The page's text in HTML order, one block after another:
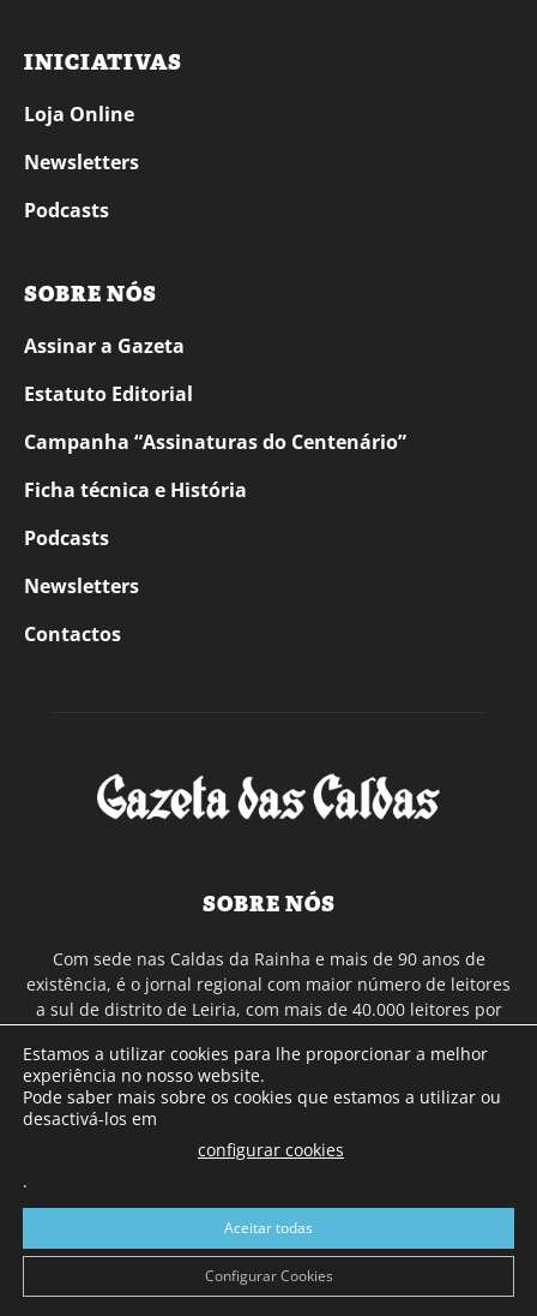
INICIATIVAS
Loja Online
Newsletters
Podcasts
SOBRE NÓS
Assinar a Gazeta
Estatuto Editorial
Campanha “Assinaturas do Centenário”
Ficha técnica e História
Podcasts
Newsletters
Contactos
SOBRE NÓS
Com sede nas Caldas da Rainha e mais de 90 anos de
existência, é o jornal regional com maior número de leitores
a sul de distrito de Leiria, com mais de 40.000 leitores por
Continental e assinatura online.
SIGA-NOS
© Gazeta das Caldas - 2026
Estamos a utilizar cookies para lhe proporcionar a melhor
experiência no nosso website.
Pode saber mais sobre os cookies que estamos a utilizar ou
desactivá-los em
configurar cookies
.
Aceitar todas
Configurar Cookies